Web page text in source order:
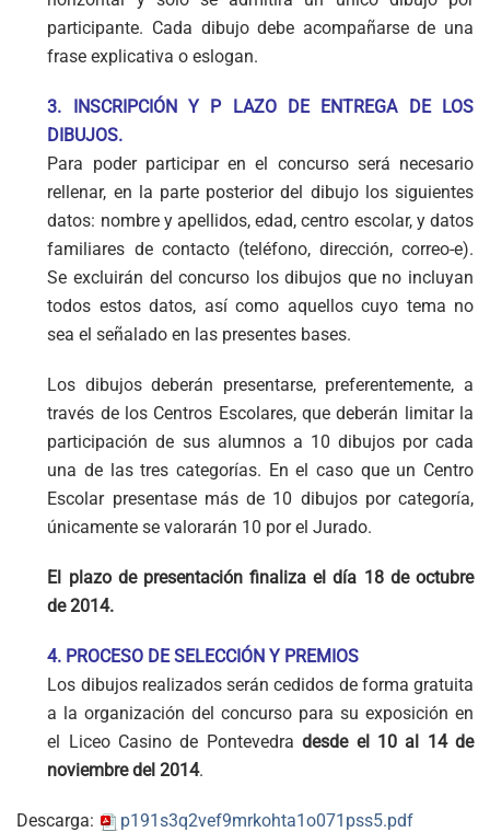
participante. Cada dibujo debe acompañarse de una
frase explicativa o eslogan.
3. INSCRIPCIÓN Y P LAZO DE ENTREGA DE LOS
DIBUJOS.
Para poder participar en el concurso será necesario
rellenar, en la parte posterior del dibujo los siguientes
datos: nombre y apellidos, edad, centro escolar, y datos
familiares de contacto (teléfono, dirección, correo-e).
Se excluirán del concurso los dibujos que no incluyan
todos estos datos, así como aquellos cuyo tema no
sea el señalado en las presentes bases.
Los dibujos deberán presentarse, preferentemente, a
través de los Centros Escolares, que deberán limitar la
participación de sus alumnos a 10 dibujos por cada
una de las tres categorías. En el caso que un Centro
Escolar presentase más de 10 dibujos por categoría,
únicamente se valorarán 10 por el Jurado.
El plazo de presentación finaliza el día 18 de octubre
de 2014.
4. PROCESO DE SELECCIÓN Y PREMIOS
Los dibujos realizados serán cedidos de forma gratuita
a la organización del concurso para su exposición en
el Liceo Casino de Pontevedra desde el 10 al 14 de
noviembre del 2014.
Descarga: p191s3q2vef9mrkohta1o071pss5.pdf